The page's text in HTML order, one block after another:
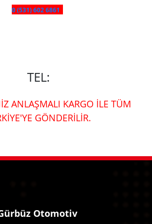
0 (531) 602 6861
TEL:
ANLAŞMALI KARGO İLE TÜM
GÖNDERİLİR.
Otomotiv